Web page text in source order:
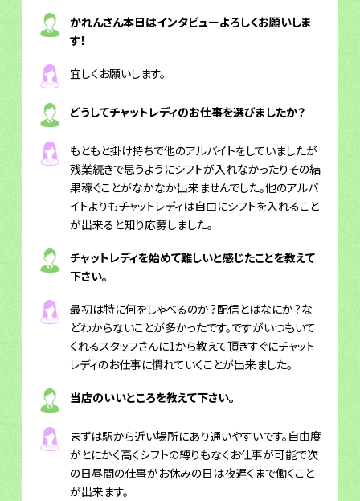
かれんさん本日はインタビューよろしくお願いしま
す！
宜しくお願いします。
どうしてチャットレディのお仕事を選びましたか？
もともと掛け持ちで他のアルバイトをしていましたが
残業続きで思うようにシフトが入れなかったりその結
果稼ぐことがなかなか出来ませんでした。他のアルバ
イトよりもチャットレディは自由にシフトを入れること
が出来ると知り応募しました。
チャットレディを始めて難しいと感じたことを教えて
下さい。
最初は特に何をしゃべるのか？配信とはなにか？な
どわからないことが多かったです。ですがいつもいて
くれるスタッフさんに1から教えて頂きすぐにチャット
レディのお仕事に慣れていくことが出来ました。
当店のいいところを教えて下さい。
まずは駅から近い場所にあり通いやすいです。自由度
がとにかく高くシフトの縛りもなくお仕事が可能で次
の日昼間の仕事がお休みの日は夜遅くまで働くこと
が出来ます。